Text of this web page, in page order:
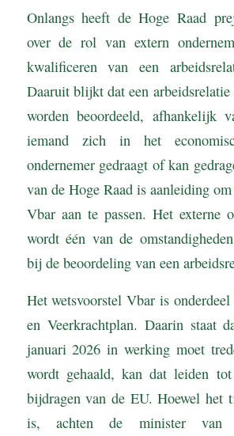
Onlangs heeft de Hoge Raad
over de rol van extern
kwalificeren van een
Daaruit blijkt dat een
worden beoordeeld, afhankelijk
iemand zich in het
ondernemer gedraagt of kan
van de Hoge Raad is aanleiding
Vbar aan te passen. Het externe
wordt één van de
bij de beoordeling van een
Het wetsvoorstel Vbar is
en Veerkrachtplan. Daarin staat
januari 2026 in werking moet
wordt gehaald, kan dat leiden
bijdragen van de EU. Hoewel het
is, achten de minister